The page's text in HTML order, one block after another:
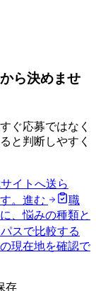
ら決めませ
ぐ応募ではなく
と判断しやすく
サイトへ送ら
。 進む
職
、悩みの種類と
パスで比較する
現在地を確認で
存